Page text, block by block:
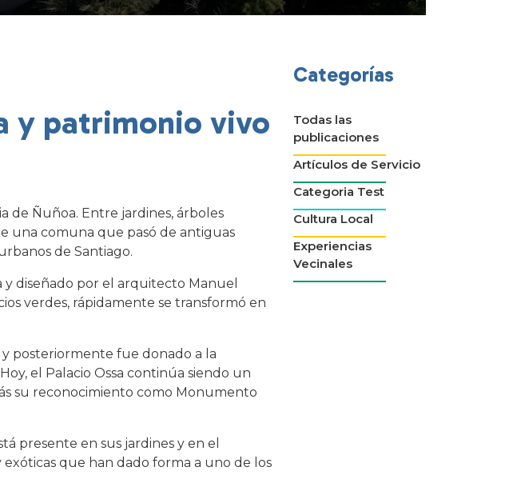
y patrimonio vivo
de Ñuñoa. Entre jardines, árboles
una comuna que pasó de antiguas
de Santiago.
y diseñado por el arquitecto Manuel
verdes, rápidamente se transformó en
y posteriormente fue donado a la
el Palacio Ossa continúa siendo un
su reconocimiento como Monumento
presente en sus jardines y en el
que han dado forma a uno de los
Categorías
Todas las
publicaciones
Artículos de Servicio
Categoria Test
Cultura Local
Experiencias
Vecinales